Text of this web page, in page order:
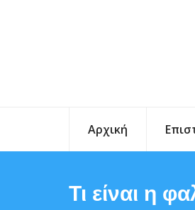
Αρχική
Τι είναι η